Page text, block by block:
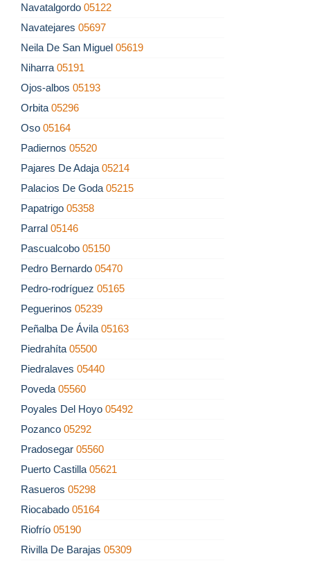
Navatalgordo 05122
Navatejares 05697
Neila De San Miguel 05619
Niharra 05191
Ojos-albos 05193
Orbita 05296
Oso 05164
Padiernos 05520
Pajares De Adaja 05214
Palacios De Goda 05215
Papatrigo 05358
Parral 05146
Pascualcobo 05150
Pedro Bernardo 05470
Pedro-rodríguez 05165
Peguerinos 05239
Peñalba De Ávila 05163
Piedrahíta 05500
Piedralaves 05440
Poveda 05560
Poyales Del Hoyo 05492
Pozanco 05292
Pradosegar 05560
Puerto Castilla 05621
Rasueros 05298
Riocabado 05164
Riofrío 05190
Rivilla De Barajas 05309